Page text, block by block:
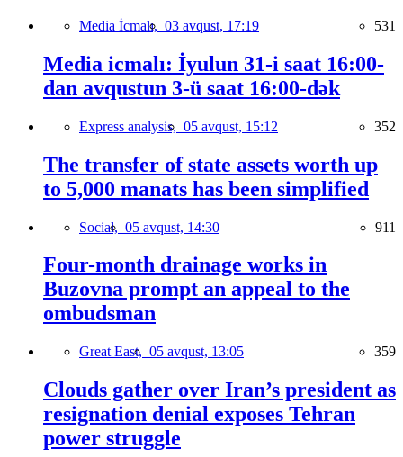
Media İcmalı, 03 avqust, 17:19 531
Media icmalı: İyulun 31-i saat 16:00-
dan avqustun 3-ü saat 16:00-dək
Express analysis, 05 avqust, 15:12 352
The transfer of state assets worth up
to 5,000 manats has been simplified
Social, 05 avqust, 14:30 911
Four-month drainage works in
Buzovna prompt an appeal to the
ombudsman
Great East, 05 avqust, 13:05 359
Clouds gather over Iran’s president as
resignation denial exposes Tehran
power struggle